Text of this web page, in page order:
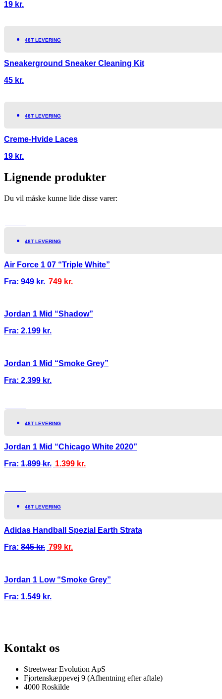
19 kr.
48T LEVERING
Sneakerground Sneaker Cleaning Kit
45 kr.
48T LEVERING
Creme-Hvide Laces
19 kr.
Lignende produkter
Du vil måske kunne lide disse varer:
48T LEVERING
Air Force 1 07 “Triple White”
Fra: 949kr. 749 kr.
Jordan 1 Mid “Shadow”
Fra: 2.199 kr.
Jordan 1 Mid “Smoke Grey”
Fra: 2.399 kr.
48T LEVERING
Jordan 1 Mid “Chicago White 2020”
Fra: 1.899kr. 1.399 kr.
48T LEVERING
Adidas Handball Spezial Earth Strata
Fra: 845kr. 799 kr.
Jordan 1 Low “Smoke Grey”
Fra: 1.549 kr.
Kontakt os
Streetwear Evolution ApS
Fjortenskæppevej 9 (Afhentning efter aftale)
4000 Roskilde